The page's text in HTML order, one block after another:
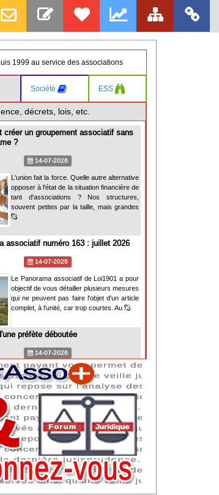
1999 au service des associations
Société ESS
décrets, lois, etc.
créer un groupement associatif sans
?
14-07-2026
L'union fait la force. Quelle autre alternative
opposer à l'état de la situation financière de
tant d'associations ? Nos structures,
souvent petites par la taille, mais grandes
associatif numéro 163 : juillet 2026
14-07-2026
Le Panorama associatif de Loi1901 a pour
objectif de vous détailler plusieurs mesures
qui ne peuvent pas faire l'objet d'un article
complet, à l'unité, car trop courtes. Au
préfète déboutée
14-07-2026
Il y a des préfètes et des préfets qui
souhaitent tellement faire plaisir à ceux, par
lesquels leur bonne fortune est arrivée,
qu'ils en oublient la réalité de leur fonction
qui
: nouvelle nomenclature d'activités
07-07-2026
Les nomenclatures d'activités française